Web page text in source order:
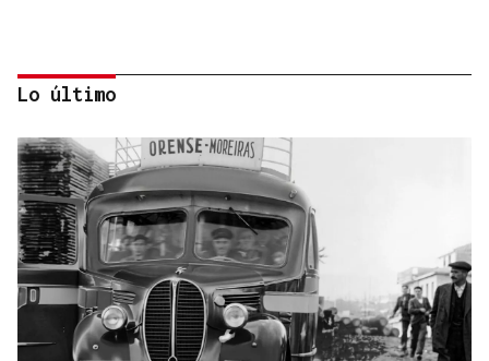
CANEDO
Un herido en la colisión entre dos coches en la
Lo último